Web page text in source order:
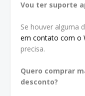
Vou ter suporte
Se houver alguma
em contato com o
precisa.
Quero comprar
desconto?